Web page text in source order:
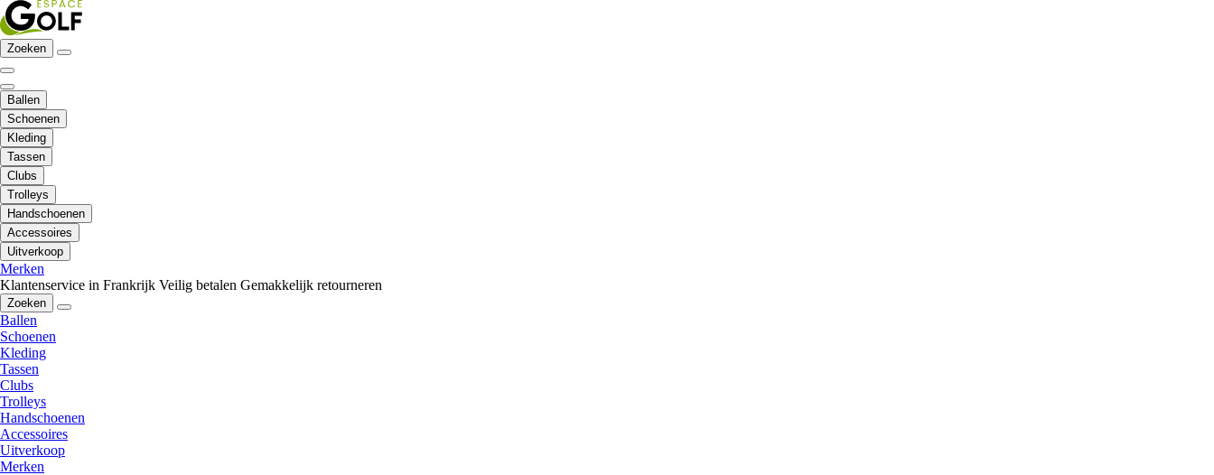
Zoeken
Ballen
Schoenen
Kleding
Tassen
Clubs
Trolleys
Handschoenen
Accessoires
Uitverkoop
Merken
Klantenservice in Frankrijk Veilig betalen Gemakkelijk retourneren
Zoeken
Ballen
Schoenen
Kleding
Tassen
Clubs
Trolleys
Handschoenen
Accessoires
Uitverkoop
Merken